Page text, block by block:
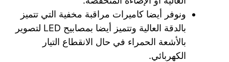
ونوفر أيضا كاميرات مراقبة مخفية التي تتميز
بالدقة العالية وتتميز أيضا بمصابيح LED لتصوير
بالأشعة الحمراء في حال الانقطاع التيار
الكهربائي.